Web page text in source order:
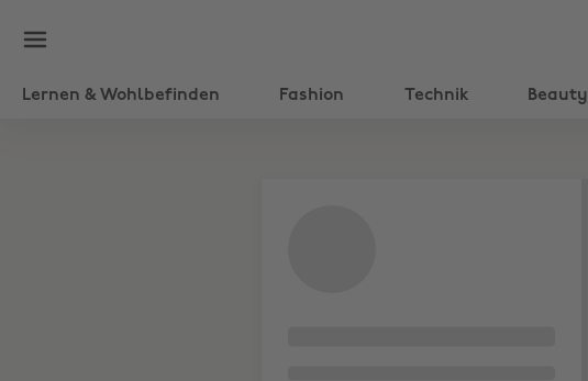
Lernen & Wohlbefinden Fashion Technik Beauty